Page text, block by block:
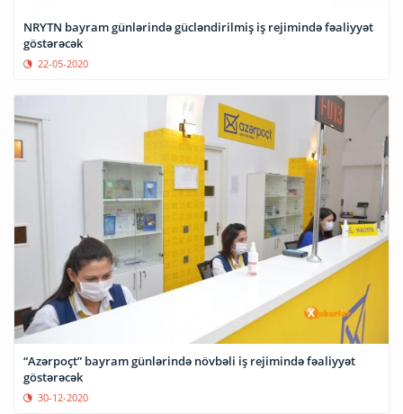
NRYTN bayram günlərində gücləndirilmiş iş rejimində fəaliyyət
göstərəcək
22-05-2020
“Azərpoçt” bayram günlərində növbəli iş rejimində fəaliyyət
göstərəcək
30-12-2020